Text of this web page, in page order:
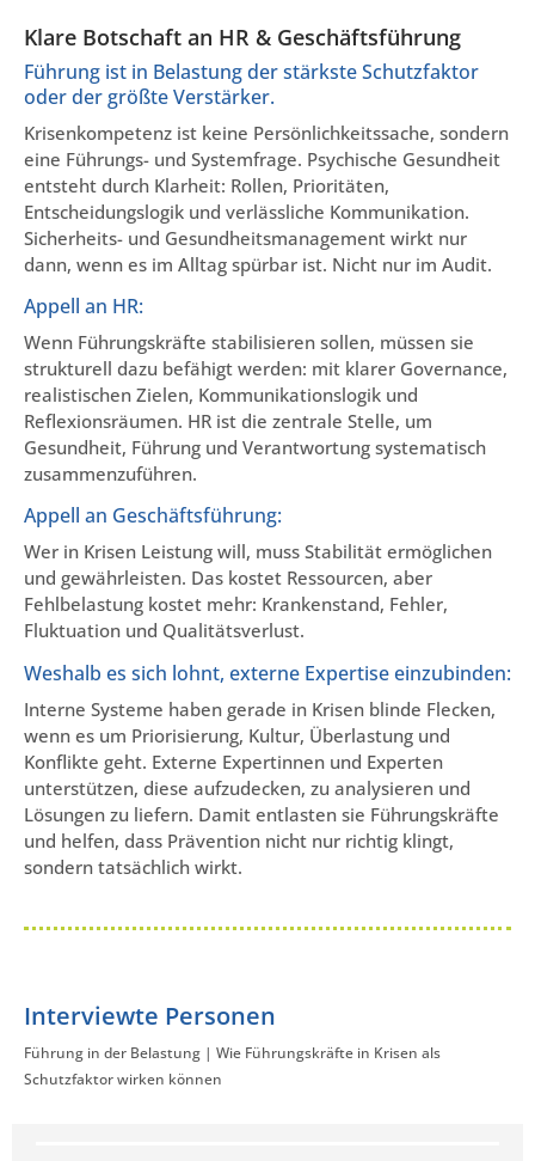
Klare Botschaft an HR & Geschäftsführung
Führung ist in Belastung der stärkste Schutzfaktor
oder der größte Verstärker.
Krisenkompetenz ist keine Persönlichkeitssache, sondern
eine Führungs- und Systemfrage. Psychische Gesundheit
entsteht durch Klarheit: Rollen, Prioritäten,
Entscheidungslogik und verlässliche Kommunikation.
Sicherheits- und Gesundheitsmanagement wirkt nur
dann, wenn es im Alltag spürbar ist. Nicht nur im Audit.
Appell an HR:
Wenn Führungskräfte stabilisieren sollen, müssen sie
strukturell dazu befähigt werden: mit klarer Governance,
realistischen Zielen, Kommunikationslogik und
Reflexionsräumen. HR ist die zentrale Stelle, um
Gesundheit, Führung und Verantwortung systematisch
zusammenzuführen.
Appell an Geschäftsführung:
Wer in Krisen Leistung will, muss Stabilität ermöglichen
und gewährleisten. Das kostet Ressourcen, aber
Fehlbelastung kostet mehr: Krankenstand, Fehler,
Fluktuation und Qualitätsverlust.
Weshalb es sich lohnt, externe Expertise einzubinden:
Interne Systeme haben gerade in Krisen blinde Flecken,
wenn es um Priorisierung, Kultur, Überlastung und
Konflikte geht. Externe Expertinnen und Experten
unterstützen, diese aufzudecken, zu analysieren und
Lösungen zu liefern. Damit entlasten sie Führungskräfte
und helfen, dass Prävention nicht nur richtig klingt,
sondern tatsächlich wirkt.
Interviewte Personen
Führung in der Belastung | Wie Führungskräfte in Krisen als
Schutzfaktor wirken können